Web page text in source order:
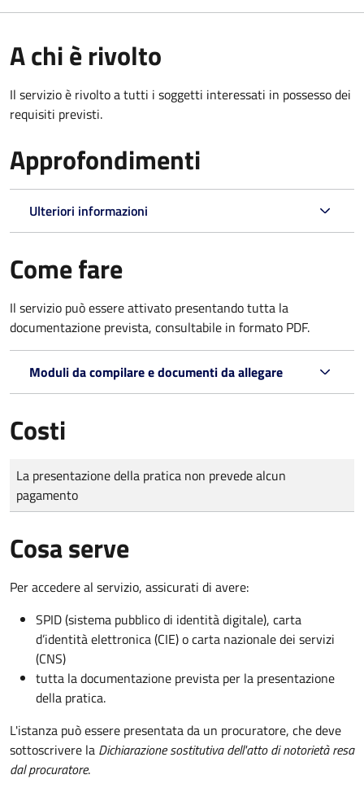
A chi è rivolto
Il servizio è rivolto a tutti i soggetti interessati in possesso dei
requisiti previsti.
Approfondimenti
Ulteriori informazioni
Come fare
Il servizio può essere attivato presentando tutta la
documentazione prevista, consultabile in formato PDF.
Moduli da compilare e documenti da allegare
Costi
Tipo di pagamento
Importo
La presentazione della pratica non prevede alcun
pagamento
Cosa serve
Per accedere al servizio, assicurati di avere:
SPID (sistema pubblico di identità digitale), carta
d’identità elettronica (CIE) o carta nazionale dei servizi
(CNS)
tutta la documentazione prevista per la presentazione
della pratica.
L'istanza può essere presentata da un procuratore, che deve
sottoscrivere la Dichiarazione sostitutiva dell'atto di notorietà resa
dal procuratore.